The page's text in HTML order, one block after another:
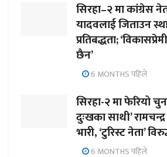
सिरहा–२ मा कांग्रेस
यादवलाई जिताउन
प्रतिबद्धता;
छैन’
6 MONTHS पहिले
सिरहा-२ मा फेरियो
दुःखका साथी’
भारी, ‘टुरिस्ट नेता’
6 MONTHS पहिले